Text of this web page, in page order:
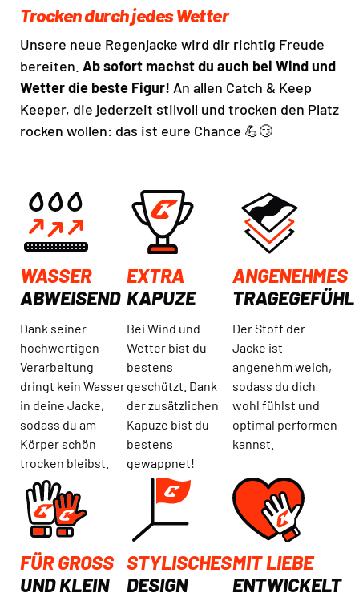
Trocken durch jedes Wetter
Unsere neue Regenjacke wird dir richtig Freude
bereiten. Ab sofort machst du auch bei Wind und
Wetter die beste Figur! An allen Catch & Keep
Keeper, die jederzeit stilvoll und trocken den Platz
rocken wollen: das ist eure Chance 💪😏
WASSER
ABWEISEND
Dank seiner
hochwertigen
Verarbeitung
dringt kein Wasser
in deine Jacke,
sodass du am
Körper schön
trocken bleibst.
EXTRA
KAPUZE
Bei Wind und
Wetter bist du
bestens
geschützt. Dank
der zusätzlichen
Kapuze bist du
bestens
gewappnet!
ANGENEHMES
TRAGEGEFÜHL
Der Stoff der
Jacke ist
angenehm weich,
sodass du dich
wohl fühlst und
optimal performen
kannst.
FÜR GROSS
UND KLEIN
STYLISCHES
DESIGN
MIT LIEBE
ENTWICKELT